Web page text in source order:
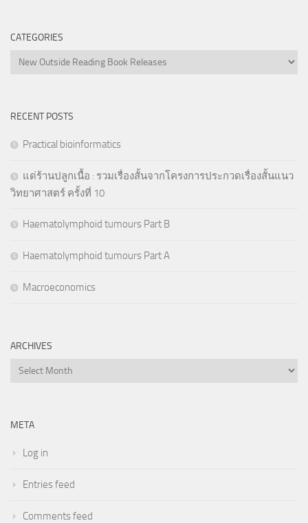
CATEGORIES
Categories
RECENT POSTS
Practical bioinformatics
แด่ร้านปลูกเนื้อ : รวมเรื่องสั้นจากโครงการประกวดเรื่องสั้นแนว
วิทยาศาสตร์ ครั้งที่ 10
Haematolymphoid tumours Part B
Haematolymphoid tumours Part A
Macroeconomics
ARCHIVES
Archives
META
Log in
Entries feed
Comments feed